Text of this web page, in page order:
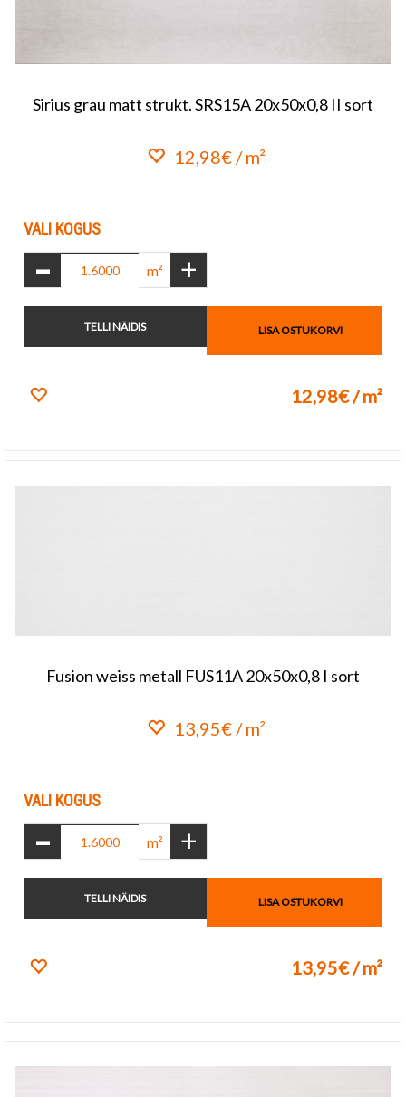
Sirius grau matt strukt. SRS15A 20x50x0,8 II sort
12,98€ / m²
VALI KOGUS
- m² +
TELLI NÄIDIS LISA OSTUKORVI
12,98€ / m²
Fusion weiss metall FUS11A 20x50x0,8 I sort
13,95€ / m²
VALI KOGUS
- m² +
TELLI NÄIDIS LISA OSTUKORVI
13,95€ / m²